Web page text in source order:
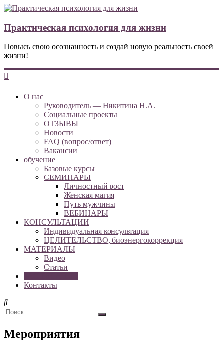
Практическая психология для жизни
Повысь свою осознанность и создай новую реальность своей
жизни!
О нас
Руководитель — Никитина Н.А.
Социальные проекты
ОТЗЫВЫ
Новости
FAQ (вопрос/ответ)
Вакансии
обучение
Базовые курсы
СЕМИНАРЫ
Личностный рост
Женская магия
Путь мужчины
ВЕБИНАРЫ
КОНСУЛЬТАЦИИ
Индивидуальная консультация
ЦЕЛИТЕЛЬСТВО, биоэнергокоррекция
МАТЕРИАЛЫ
Видео
Статьи
Контакты
Мероприятия